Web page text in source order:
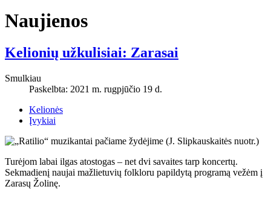
Naujienos
Kelionių užkulisiai: Zarasai
Smulkiau
Paskelbta: 2021 m. rugpjūčio 19 d.
Kelionės
Įvykiai
Turėjom labai ilgas atostogas – net dvi savaites tarp koncertų.
Sekmadienį naujai mažlietuvių folkloru papildytą programą vežėm į
Zarasų Žolinę.